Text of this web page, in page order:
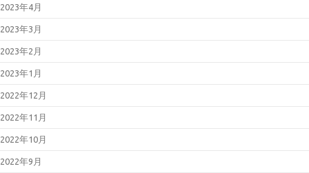
2023年4月
2023年3月
2023年2月
2023年1月
2022年12月
2022年11月
2022年10月
2022年9月